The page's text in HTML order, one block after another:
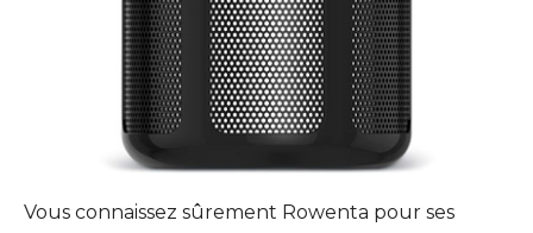
Vous connaissez sûrement Rowenta pour ses